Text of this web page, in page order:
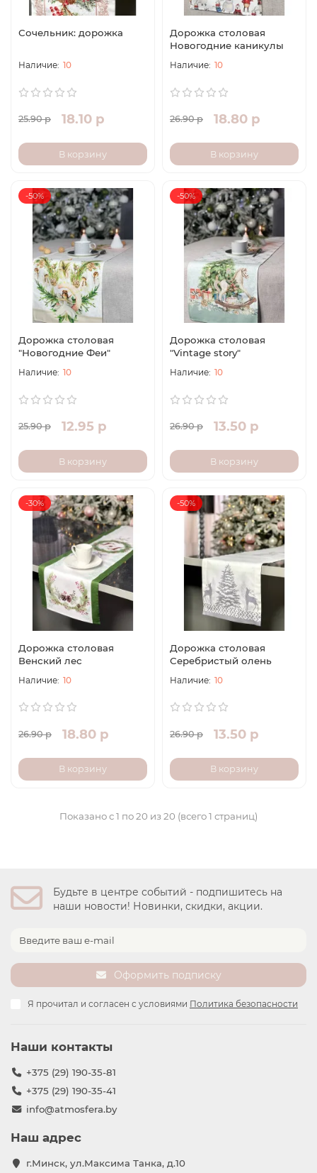
Сочельник: дорожка
10
25.90 р 18.10 р
В корзину
Дорожка столовая
Новогодние каникулы
10
26.90 р 18.80 р
В корзину
-50%
Дорожка столовая
"Новогодние Феи"
10
25.90 р 12.95 р
В корзину
-50%
Дорожка столовая
"Vintage story"
10
26.90 р 13.50 р
В корзину
-30%
Дорожка столовая
Венский лес
10
26.90 р 18.80 р
В корзину
-50%
Дорожка столовая
Серебристый олень
10
26.90 р 13.50 р
В корзину
Показано с 1 по 20 из 20 (всего 1 страниц)
Будьте в центре событий - подпишитесь на
наши новости! Новинки, скидки, акции.
Оформить подписку
Я прочитал и согласен с условиями Политика безопасности
Наши контакты
+375 (29) 190-35-81
+375 (29) 190-35-41
info@atmosfera.by
Наш адрес
г.Минск, ул.Максима Танка, д.10